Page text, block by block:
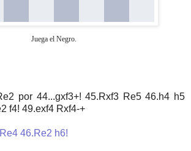
Juega el Negro.
por 44...gxf3+! 45.Rxf3 Re5 46.h4 h5
f4! 49.exf4 Rxf4-+
46.Re2 h6!